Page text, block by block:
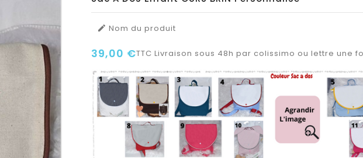
 Nom du produit
39,00 €TTC Livraison sous 48h par colissimo ou lettre une